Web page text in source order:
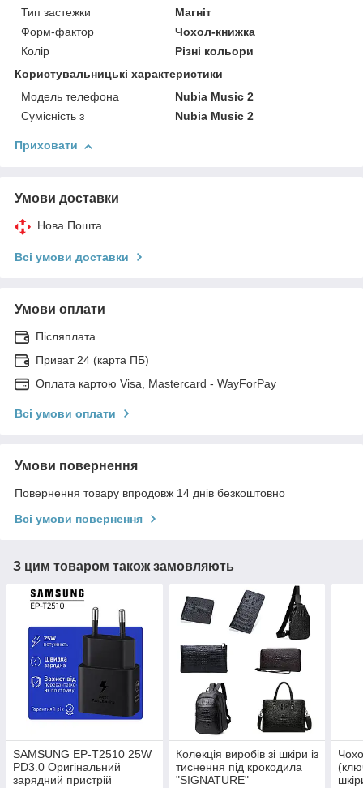
Тип застежки
Магніт
Форм-фактор
Чохол-книжка
Колір
Різні кольори
Користувальницькі характеристики
Модель телефона
Nubia Music 2
Сумісність з
Nubia Music 2
Приховати
Умови доставки
Нова Пошта
Всі умови доставки
Умови оплати
Післяплата
Приват 24 (карта ПБ)
Оплата картою Visa, Mastercard - WayForPay
Всі умови оплати
Умови повернення
Повернення товару впродовж 14 днів безкоштовно
Всі умови повернення
З цим товаром також замовляють
SAMSUNG EP-T2510 25W
PD3.0 Оригінальний
зарядний пристрій
Колекція виробів зі шкіри із
тиснення під крокодила
"SIGNATURE"